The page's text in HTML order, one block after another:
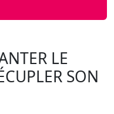
LE
SON